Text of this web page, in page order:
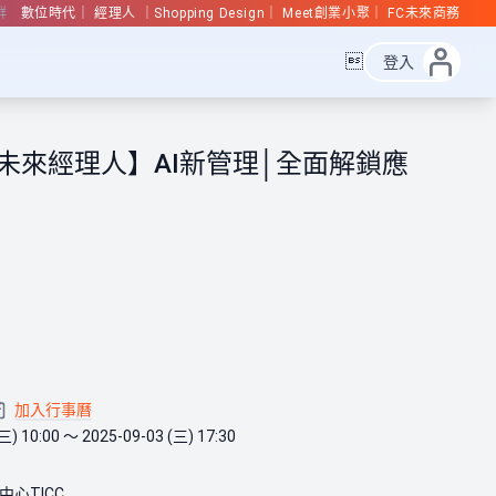
數位時代 經理人 Shopping Design Meet創業小聚 FC未來商務
 登入
來經理人】AI新管理│全面解鎖應
加入行事曆
) 10:00 ～ 2025-09-03 (三) 17:30